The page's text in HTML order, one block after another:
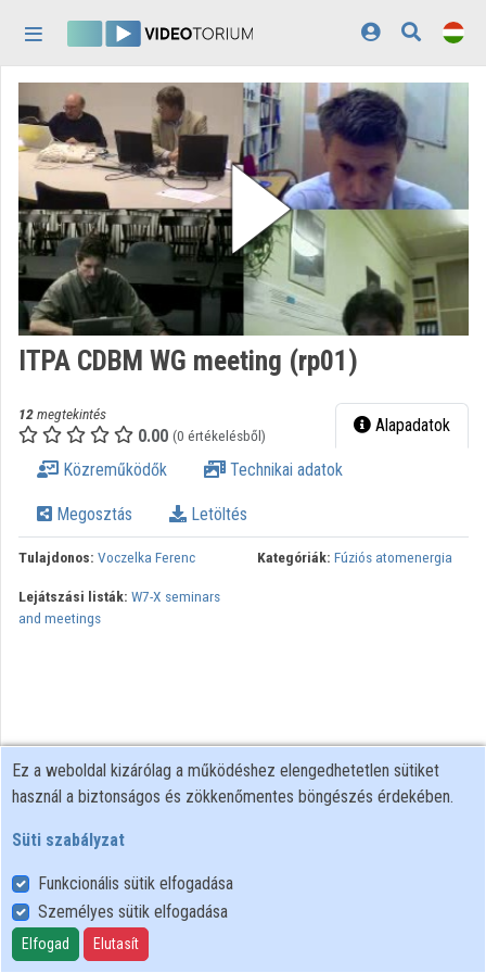
Kezdőlap
Bejelentkezés
Felfedezés
Kategóriák
Lejátszási listák
Intézmények
Közreműködők
Megjelenés:
ITPA CDBM WG meeting (rp01)
12megtekintés
0.00 (0 értékelésből) Alapadatok
Közreműködők Technikai adatok
Megosztás Letöltés
Tulajdonos: Voczelka Ferenc Kategóriák: Fúziós atomenergia
Lejátszási listák: W7-X seminars
and meetings
Felhasználói szabályzat
Adatkezelési tájékoztató
Süti szabályzat
Ez a weboldal kizárólag a működéshez elengedhetetlen sütiket
használ a biztonságos és zökkenőmentes böngészés érdekében.
Süti szabályzat
Funkcionális sütik elfogadása
Személyes sütik elfogadása
Elfogad Elutasít